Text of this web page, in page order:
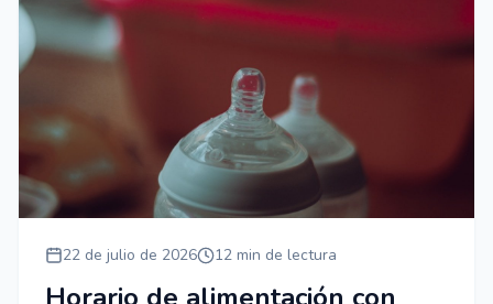
22 de julio de 2026 12 min de lectura